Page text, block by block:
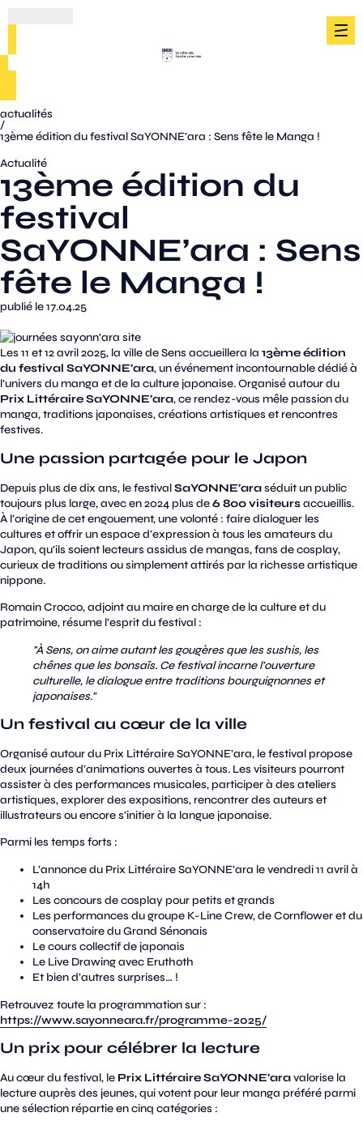
actualités
/
13ème édition du festival SaYONNE’ara : Sens fête le Manga !
Actualité
13ème édition du
festival
SaYONNE’ara : Sens
fête le Manga !
publié le 17.04.25
Les 11 et 12 avril 2025, la ville de Sens accueillera la 13ème édition
du festival SaYONNE’ara, un événement incontournable dédié à
l’univers du manga et de la culture japonaise. Organisé autour du
Prix Littéraire SaYONNE’ara, ce rendez-vous mêle passion du
manga, traditions japonaises, créations artistiques et rencontres
festives.
Une passion partagée pour le Japon
Depuis plus de dix ans, le festivalSaYONNE’araséduit un public
toujours plus large, avec en 2024 plus de6 800 visiteursaccueillis.
À l’origine de cet engouement, une volonté : faire dialoguer les
cultures et offrir un espace d’expression à tous les amateurs du
Japon, qu’ils soient lecteurs assidus de mangas, fans de cosplay,
curieux de traditions ou simplement attirés par la richesse artistique
nippone.
Romain Crocco, adjoint au maire en charge de la culture et du
patrimoine, résume l’esprit du festival :
"À Sens, on aime autant les gougères que les sushis, les
chênes que les bonsaïs. Ce festival incarne l’ouverture
culturelle, le dialogue entre traditions bourguignonnes et
japonaises."
Un festival au cœur de la ville
Organisé autour du Prix Littéraire SaYONNE’ara, le festival propose
deux journées d’animations ouvertes à tous. Les visiteurs pourront
assister à des performances musicales, participer à des ateliers
artistiques, explorer des expositions, rencontrer des auteurs et
illustrateurs ou encore s’initier à la langue japonaise.
Parmi les temps forts :
L’annonce du Prix Littéraire SaYONNE’ara le vendredi 11 avril à
14h
Les concours de cosplay pour petits et grands
Les performances du groupe K-Line Crew, de Cornflower et du
conservatoire du Grand Sénonais
Le cours collectif de japonais
Le Live Drawing avec Eruthoth
Et bien d’autres surprises… !
Retrouvez toute la programmation sur :
https://www.sayonneara.fr/programme-2025/
Un prix pour célébrer la lecture
Au cœur du festival, le Prix Littéraire SaYONNE’aravalorise la
lecture auprès des jeunes, qui votent pour leur manga préféré parmi
une sélection répartie en cinq catégories :